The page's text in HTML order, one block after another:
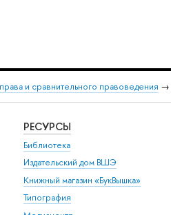
и сравнительного правоведения →
РЕСУРСЫ
Библиотека
Издательский дом ВШЭ
Книжный магазин «БукВышка»
Типография